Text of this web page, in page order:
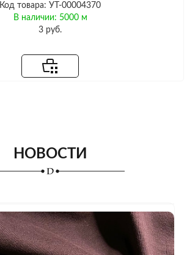
Код товара: УТ-00004370
В наличии: 5000 м
3 руб.
НОВОСТИ